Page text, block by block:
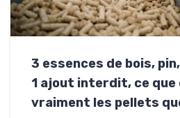
3 essences de bois,
1 ajout interdit, ce
vraiment les pellets